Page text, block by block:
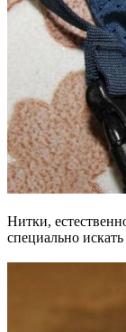
Нитки,
специально искать